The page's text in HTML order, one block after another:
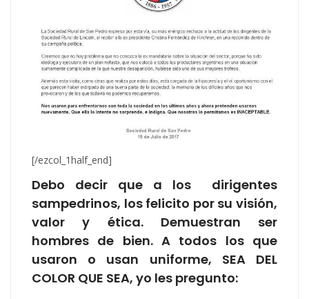
[/ezcol_1half_end]
Debo decir que a los dirigentes
sampedrinos, los felicito por su visión,
valor y ética. Demuestran ser
hombres de bien. A todos los que
usaron o usan uniforme, SEA DEL
COLOR QUE SEA, yo les pregunto: